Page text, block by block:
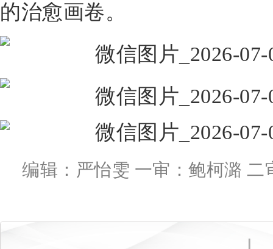
的治愈画卷。
编辑：严怡雯 一审：鲍柯潞 二